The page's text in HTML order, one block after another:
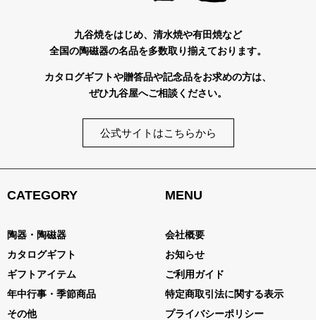
九谷焼をはじめ、清水焼や有田焼など
全国の陶磁器の名品を多数取り揃えております。
カタログギフトや贈答品や記念品をお求めの方は、
ぜひ九谷屋へご相談ください。
公式サイトはこちらから
CATEGORY
陶器・陶磁器
カタログギフト
ギフトアイテム
年中行事・季節商品
その他
MENU
会社概要
お知らせ
ご利用ガイド
特定商取引法に関する表示
プライバシーポリシー